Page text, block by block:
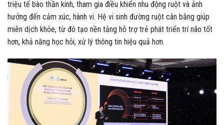
triệu tế bào thần kinh, tham gia điều khiển nhu động ruột và ảnh
hưởng đến cảm xúc, hành vi. Hệ vi sinh đường ruột cân bằng giúp
miễn dịch khỏe, từ đó tạo nền tảng hỗ trợ trẻ phát triển trí não tốt
hơn, khả năng học hỏi, xử lý thông tin hiệu quả hơn.